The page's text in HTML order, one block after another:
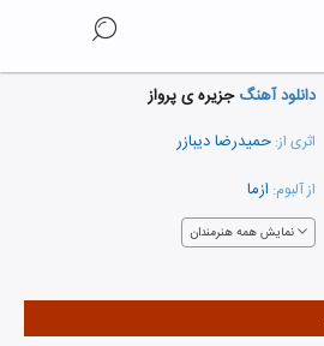
دانلود آهنگجزیره ی پرواز
اثری از: حمیدرضا دیبازر
از آلبوم: ازما
نمایش همه هنرمندان